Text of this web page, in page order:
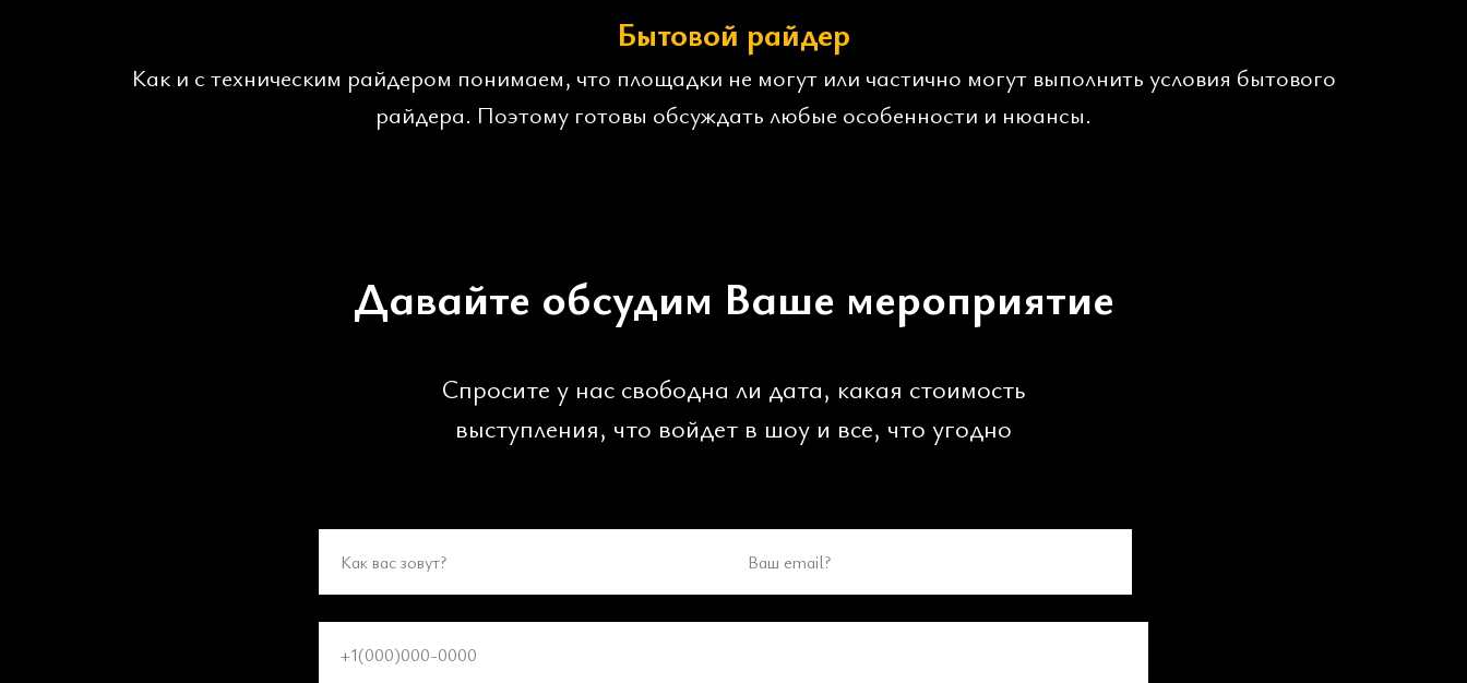
Бытовой райдер
Как и с техническим райдером понимаем, что площадки не могут или частично могут выполнить условия бытового
райдера. Поэтому готовы обсуждать любые особенности и нюансы.
Давайте обсудим Ваше мероприятие
Спросите у нас свободна ли дата, какая стоимость
выступления, что войдет в шоу и все, что угодно
Как вас зовут? Ваш email?
+1(000)000-0000